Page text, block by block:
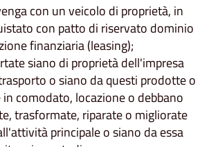
con un veicolo di proprietà, in
con patto di riservato dominio
finanziaria (leasing);
siano di proprietà dell'impresa
o siano da questi prodotte o
comodato, locazione o debbano
trasformate, riparate o migliorate
principale o siano da essa